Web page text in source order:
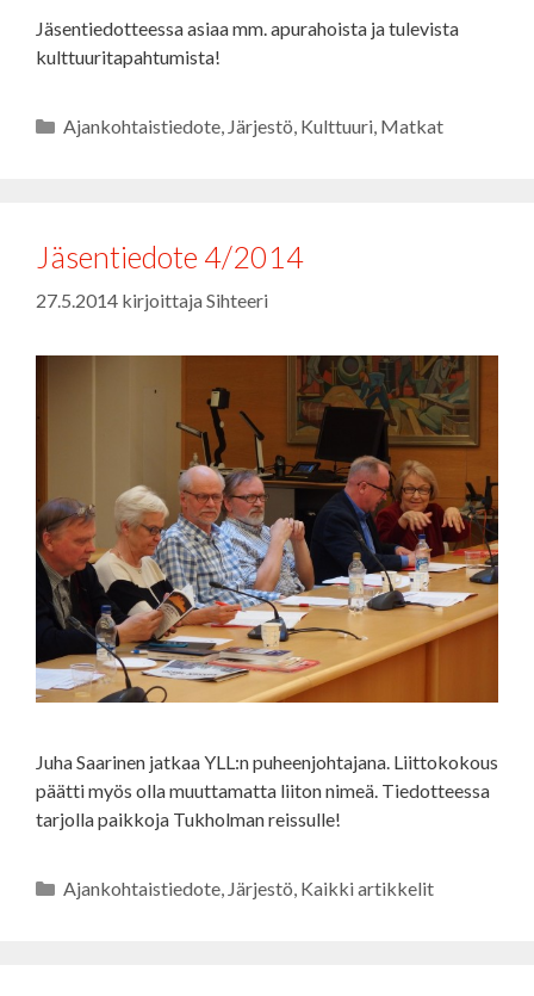
Jäsentiedotteessa asiaa mm. apurahoista ja tulevista
kulttuuritapahtumista!
Kategoriat
Ajankohtaistiedote, Järjestö, Kulttuuri, Matkat
Jäsentiedote 4/2014
27.5.2014 kirjoittajaSihteeri
Juha Saarinen jatkaa YLL:n puheenjohtajana. Liittokokous
päätti myös olla muuttamatta liiton nimeä. Tiedotteessa
tarjolla paikkoja Tukholman reissulle!
Kategoriat
Ajankohtaistiedote, Järjestö, Kaikki artikkelit